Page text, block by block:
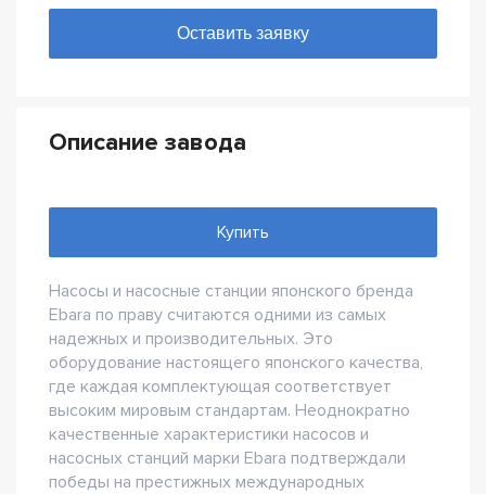
Описание завода
Купить
Насосы и насосные станции японского бренда
Ebara по праву считаются одними из самых
надежных и производительных. Это
оборудование настоящего японского качества,
где каждая комплектующая соответствует
высоким мировым стандартам. Неоднократно
качественные характеристики насосов и
насосных станций марки Ebara подтверждали
победы на престижных международных